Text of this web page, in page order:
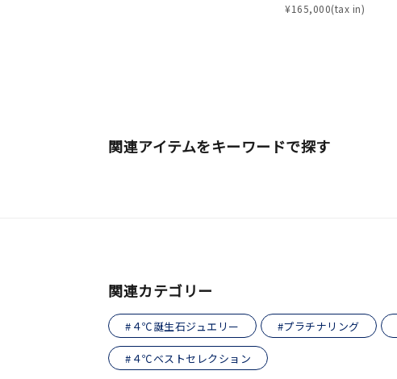
¥165,000(tax in)
関連アイテムをキーワードで探す
関連カテゴリー
#４℃誕生石ジュエリー #プラチナリング
#４℃ベストセレクション